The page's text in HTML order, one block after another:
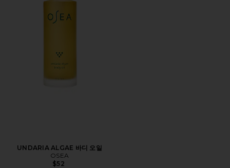
UNDARIA ALGAE 바디 오일
OSEA
$52